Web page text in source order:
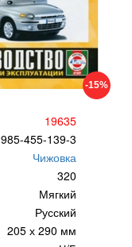
-15%
19635
985-455-139-3
Чижовка
320
Мягкий
Русский
205 х 290 мм